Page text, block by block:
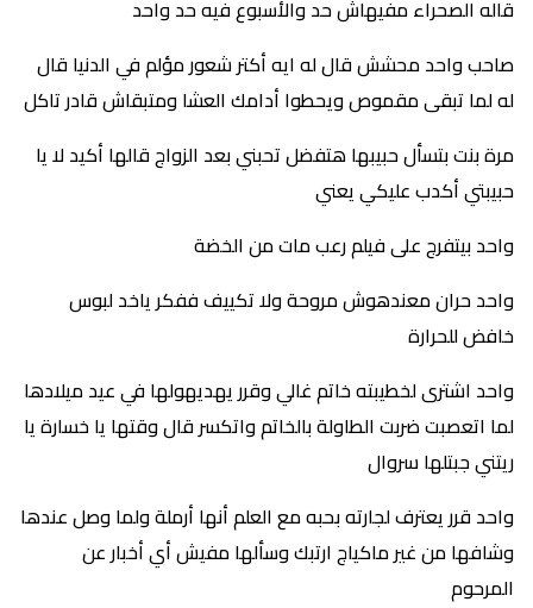
قاله الصحراء مفيهاش حد والأسبوع فيه حد واحد
صاحب واحد محشش قال له ايه أكتر شعور مؤلم في الدنيا قال
له لما تبقى مقموص ويحطوا أدامك العشا ومتبقاش قادر تاكل
مرة بنت بتسأل حبيبها هتفضل تحبني بعد الزواج قالها أكيد لا يا
حبيبتي أكدب عليكي يعني
واحد بيتفرج على فيلم رعب مات من الخضة
واحد حران معندهوش مروحة ولا تكييف ففكر ياخد لبوس
خافض للحرارة
واحد اشترى لخطيبته خاتم غالي وقرر يهديهولها في عيد ميلادها
لما اتعصبت ضربت الطاولة بالخاتم واتكسر قال وقتها يا خسارة يا
ريتني جبتلها سروال
واحد قرر يعترف لجارته بحبه مع العلم أنها أرملة ولما وصل عندها
وشافها من غير ماكياج ارتبك وسألها مفيش أي أخبار عن
المرحوم